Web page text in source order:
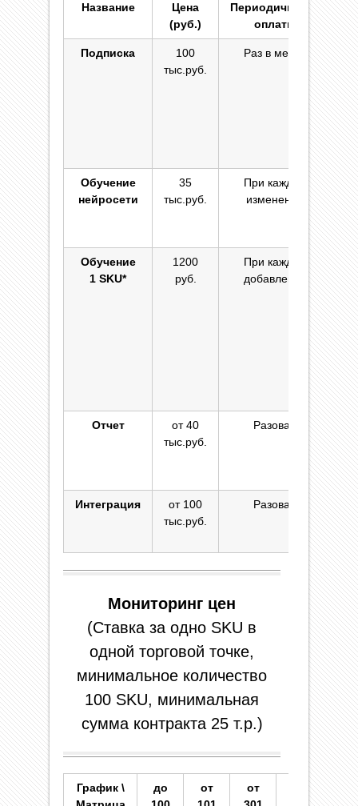
Название
Цена
(руб.)
Периодичность
оплаты
Подписка
100
тыс.руб.
Раз в месяц
Обучение
нейросети
35
тыс.руб.
При каждом
изменении
Обучение
1 SKU*
1200
руб.
При каждом
добавлении
Отчет
от 40
тыс.руб.
Разовая
Интеграция
от 100
тыс.руб.
Разовая
Мониторинг цен
(Ставка за одно SKU в
одной торговой точке,
минимальное количество
100 SKU, минимальная
сумма контракта 25 т.р.)
График \
до
от
от